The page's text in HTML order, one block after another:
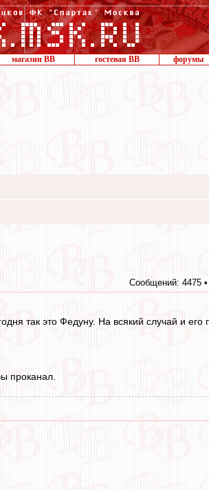
магазин ВВ гостевая ВВ форумы
Сообщений: 4475 •
так это Федуну. На всякий случай и его
проканал.